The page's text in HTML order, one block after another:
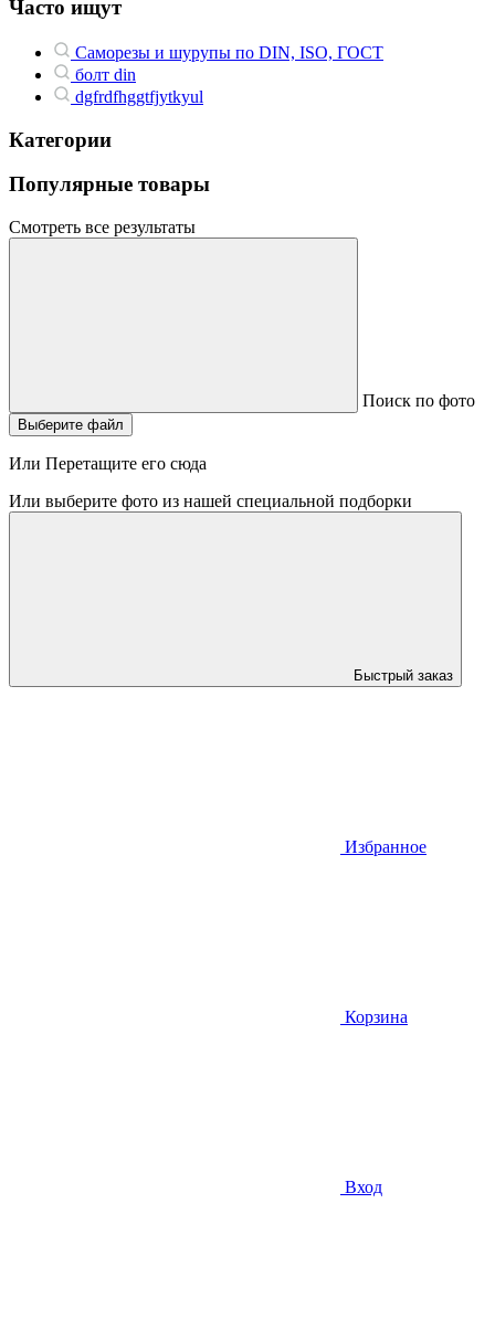
Часто ищут
Саморезы и шурупы по DIN, ISO, ГОСТ
болт din
dgfrdfhggtfjytkyul
Категории
Популярные товары
Смотреть все результаты
Поиск по фото
Выберите файл
Или Перетащите его сюда
Или выберите фото из нашей специальной подборки
Быстрый заказ
Избранное
Корзина
Вход